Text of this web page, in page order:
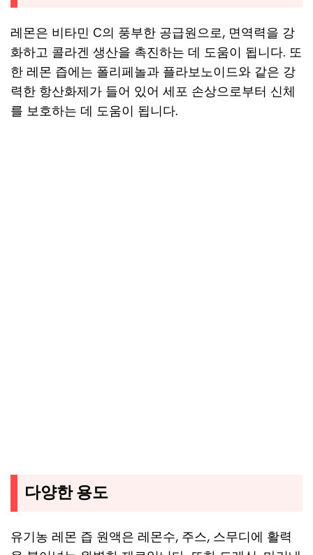
레몬은 비타민 C의 풍부한 공급원으로, 면역력을 강
화하고 콜라겐 생산을 촉진하는 데 도움이 됩니다. 또
한 레몬 즙에는 폴리페놀과 플라보노이드와 같은 강
력한 항산화제가 들어 있어 세포 손상으로부터 신체
를 보호하는 데 도움이 됩니다.
다양한 용도
유기농 레몬 즙 원액은 레몬수, 주스, 스무디에 활력